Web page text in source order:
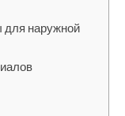
наружной